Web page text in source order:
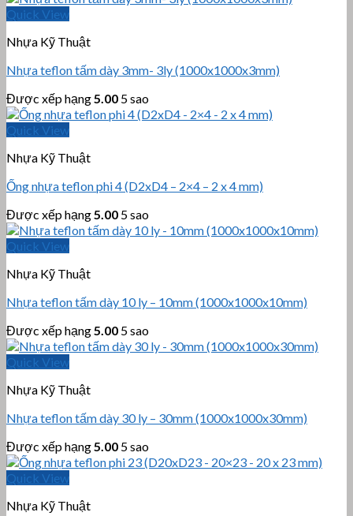
Quick View
Nhựa Kỹ Thuật
Nhựa teflon tấm dày 3mm- 3ly (1000x1000x3mm)
Được xếp hạng 5.00 5 sao
Quick View
Nhựa Kỹ Thuật
Ống nhựa teflon phi 4 (D2xD4 – 2×4 – 2 x 4 mm)
Được xếp hạng 5.00 5 sao
Quick View
Nhựa Kỹ Thuật
Nhựa teflon tấm dày 10 ly – 10mm (1000x1000x10mm)
Được xếp hạng 5.00 5 sao
Quick View
Nhựa Kỹ Thuật
Nhựa teflon tấm dày 30 ly – 30mm (1000x1000x30mm)
Được xếp hạng 5.00 5 sao
Quick View
Nhựa Kỹ Thuật